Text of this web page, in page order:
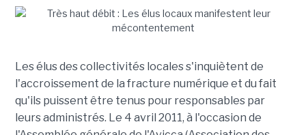
Les élus des collectivités locales s'inquiètent de
l'accroissement de la fracture numérique et du fait
qu'ils puissent être tenus pour responsables par
leurs administrés. Le 4 avril 2011, à l'occasion de